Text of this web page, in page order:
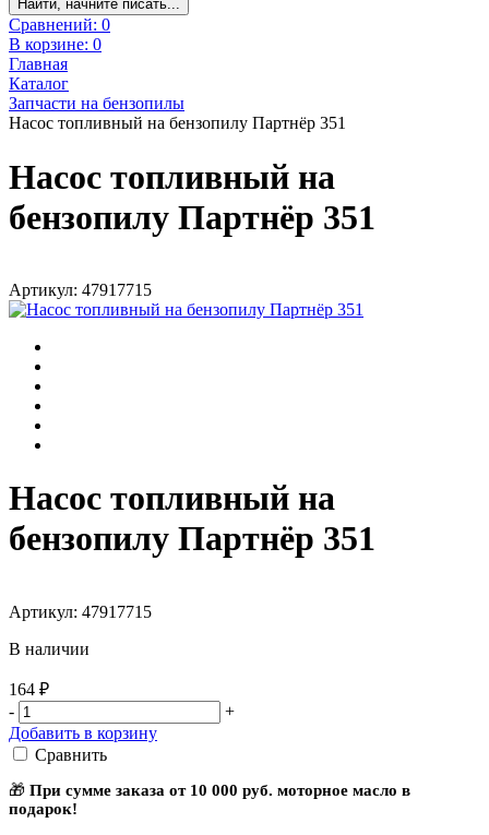
Найти, начните писать...
Сравнений: 0
В корзине: 0
Главная
Каталог
Запчасти на бензопилы
Насос топливный на бензопилу Партнёр 351
Насос топливный на
бензопилу Партнёр 351
Артикул: 47917715
Насос топливный на
бензопилу Партнёр 351
Артикул: 47917715
В наличии
164 ₽
-
+
Добавить в корзину
Сравнить
🎁 При сумме заказа от 10 000 руб. моторное масло в
подарок!